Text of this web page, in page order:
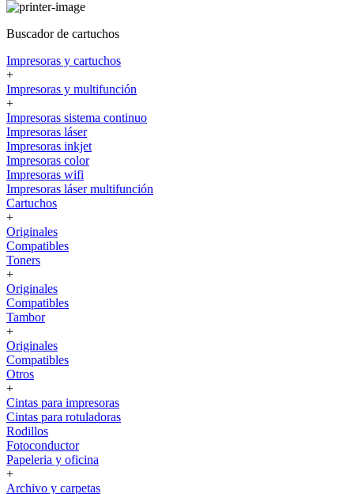
Buscador de cartuchos
Impresoras y cartuchos
+
Impresoras y multifunción
+
Impresoras sistema continuo
Impresoras láser
Impresoras inkjet
Impresoras color
Impresoras wifi
Impresoras láser multifunción
Cartuchos
+
Originales
Compatibles
Toners
+
Originales
Compatibles
Tambor
+
Originales
Compatibles
Otros
+
Cintas para impresoras
Cintas para rotuladoras
Rodillos
Fotoconductor
Papeleria y oficina
+
Archivo y carpetas